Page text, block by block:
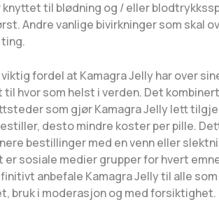
til blødning og / eller
Andre vanlige bivirkninger som skal
fordel at Kamagra Jelly har over
hvor som helst i verden. Det
som gjør Kamagra Jelly lett
desto mindre koster per pille.
bestillinger med en venn eller
sosiale medier grupper for hvert
anbefale Kamagra Jelly til alle
bruk i moderasjon og med forsiktighet.